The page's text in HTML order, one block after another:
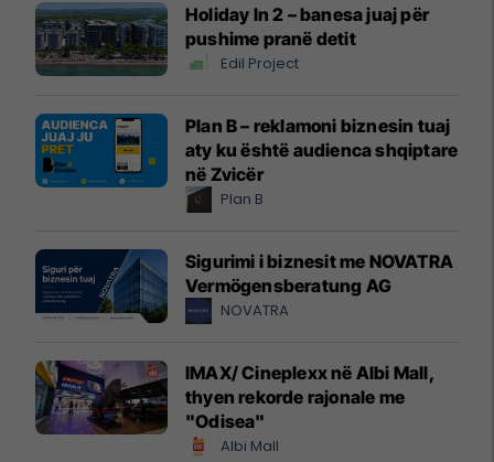
Holiday In 2 – banesa juaj për
pushime pranë detit
Edil Project
Plan B – reklamoni biznesin tuaj
aty ku është audienca shqiptare
në Zvicër
Plan B
Sigurimi i biznesit me NOVATRA
Vermögensberatung AG
NOVATRA
IMAX/ Cineplexx në Albi Mall,
thyen rekorde rajonale me
"Odisea"
Albi Mall